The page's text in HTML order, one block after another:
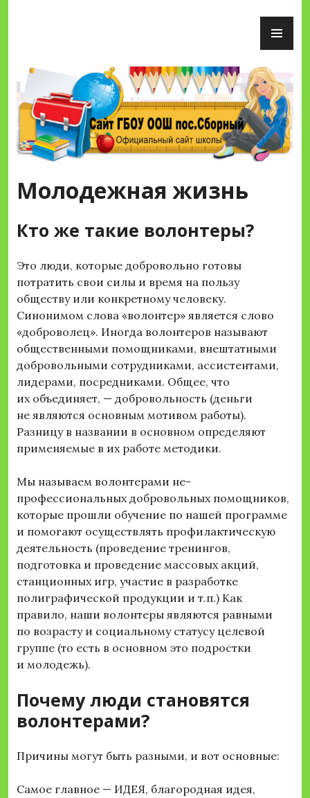
Сайт ГБОУ ООШ пос.Сборный
Молодежная жизнь
Кто же такие волонтеры?
Это люди, которые добровольно готовы
потратить свои силы и время на пользу
обществу или конкретному человеку.
Синонимом слова «волонтер» является слово
«доброволец». Иногда волонтеров называют
общественными помощниками, внештатными
добровольными сотрудниками, ассистентами,
лидерами, посредниками. Общее, что
их объединяет, — добровольность (деньги
не являются основным мотивом работы).
Разницу в названии в основном определяют
применяемые в их работе методики.
Мы называем волонтерами не-
профессиональных добровольных помощников,
которые прошли обучение по нашей программе
и помогают осуществлять профилактическую
деятельность (проведение тренингов,
подготовка и проведение массовых акций,
станционных игр, участие в разработке
полиграфической продукции и т.п.) Как
правило, наши волонтеры являются равными
по возрасту и социальному статусу целевой
группе (то есть в основном это подростки
и молодежь).
Почему люди становятся
волонтерами?
Причины могут быть разными, и вот основные:
Самое главное — ИДЕЯ, благородная идея,